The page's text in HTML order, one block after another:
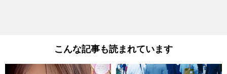
こんな記事も読まれています